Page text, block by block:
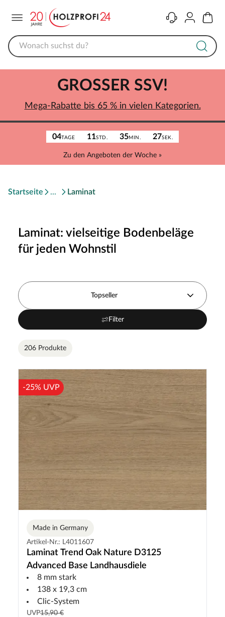
KontaktKonto
04TAGE 11STD. 35MIN. 27SEK.
Zu den Angeboten der Woche »
GROSSER SSV!
Mega-Rabatte bis 65 % in vielen Kategorien.
Startseite Laminat
Laminat: vielseitige Bodenbeläge
für jeden Wohnstil
Topseller
Filter
206 Produkte
-25% UVP
Made in Germany
Artikel-Nr.: L4011607
Laminat Trend Oak Nature D3125
Advanced Base Landhausdiele
8 mm stark
138 x 19,3 cm
Clic-System
UVP15,90 €